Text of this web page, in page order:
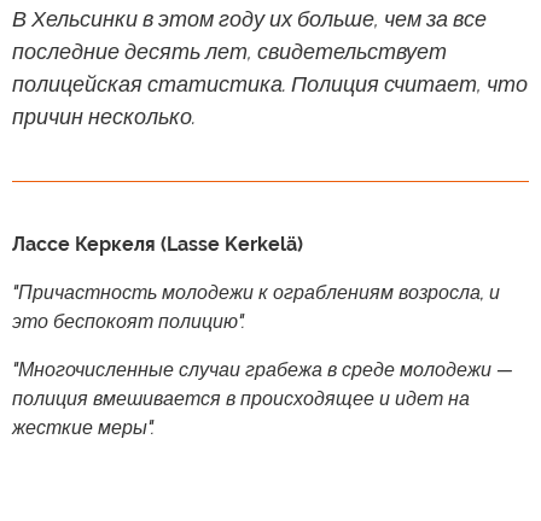
В Хельсинки в этом году их больше, чем за все
последние десять лет, свидетельствует
полицейская статистика. Полиция считает, что
причин несколько.
Лассе Керкеля (Lasse Kerkelä)
"Причастность молодежи к ограблениям возросла, и
это беспокоят полицию".
"Многочисленные случаи грабежа в среде молодежи —
полиция вмешивается в происходящее и идет на
жесткие меры".